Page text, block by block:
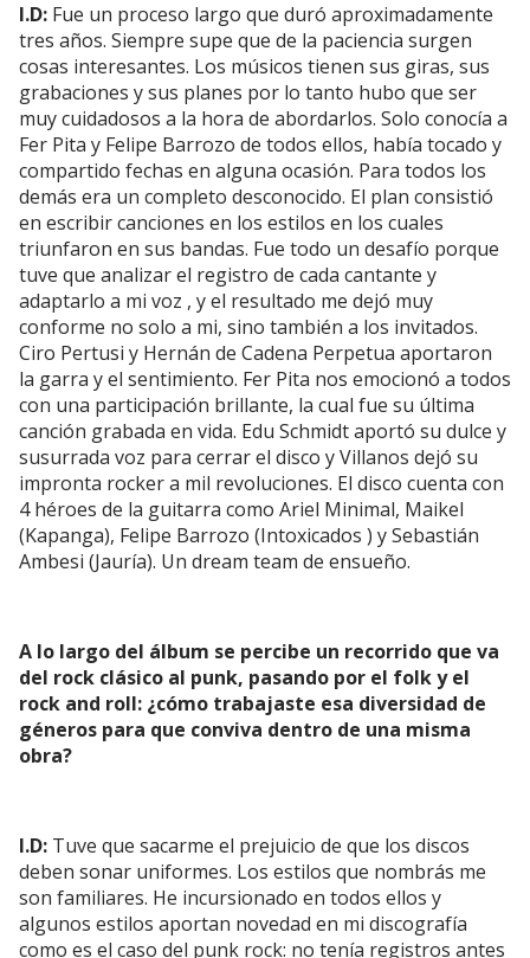
I.D: Fue un proceso largo que duró aproximadamente
tres años. Siempre supe que de la paciencia surgen
cosas interesantes. Los músicos tienen sus giras, sus
grabaciones y sus planes por lo tanto hubo que ser
muy cuidadosos a la hora de abordarlos. Solo conocía a
Fer Pita y Felipe Barrozo de todos ellos, había tocado y
compartido fechas en alguna ocasión. Para todos los
demás era un completo desconocido. El plan consistió
en escribir canciones en los estilos en los cuales
triunfaron en sus bandas. Fue todo un desafío porque
tuve que analizar el registro de cada cantante y
adaptarlo a mi voz , y el resultado me dejó muy
conforme no solo a mi, sino también a los invitados.
Ciro Pertusi y Hernán de Cadena Perpetua aportaron
la garra y el sentimiento. Fer Pita nos emocionó a todos
con una participación brillante, la cual fue su última
canción grabada en vida. Edu Schmidt aportó su dulce y
susurrada voz para cerrar el disco y Villanos dejó su
impronta rocker a mil revoluciones. El disco cuenta con
4 héroes de la guitarra como Ariel Minimal, Maikel
(Kapanga), Felipe Barrozo (Intoxicados ) y Sebastián
Ambesi (Jauría). Un dream team de ensueño.
A lo largo del álbum se percibe un recorrido que va
del rock clásico al punk, pasando por el folk y el
rock and roll: ¿cómo trabajaste esa diversidad de
géneros para que conviva dentro de una misma
obra?
I.D: Tuve que sacarme el prejuicio de que los discos
deben sonar uniformes. Los estilos que nombrás me
son familiares. He incursionado en todos ellos y
algunos estilos aportan novedad en mi discografía
como es el caso del punk rock: no tenía registros antes